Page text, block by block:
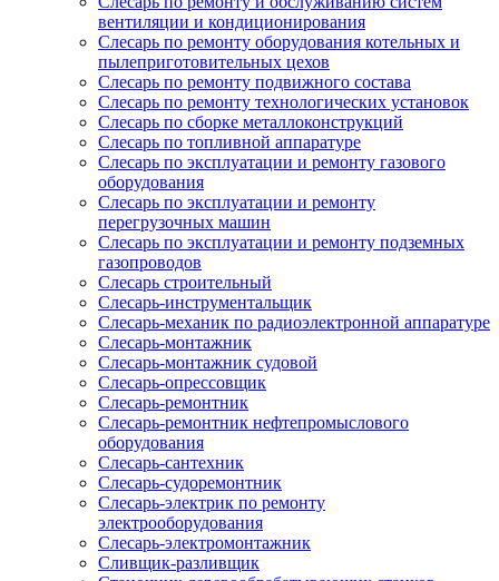
вентиляции и кондиционирования
Слесарь по ремонту оборудования котельных и
пылеприготовительных цехов
Слесарь по ремонту подвижного состава
Слесарь по ремонту технологических установок
Слесарь по сборке металлоконструкций
Слесарь по топливной аппаратуре
Слесарь по эксплуатации и ремонту газового
оборудования
Слесарь по эксплуатации и ремонту
перегрузочных машин
Слесарь по эксплуатации и ремонту подземных
газопроводов
Слесарь строительный
Слесарь-инструментальщик
Слесарь-механик по радиоэлектронной аппаратуре
Слесарь-монтажник
Слесарь-монтажник судовой
Слесарь-опрессовщик
Слесарь-ремонтник
Слесарь-ремонтник нефтепромыслового
оборудования
Слесарь-сантехник
Слесарь-судоремонтник
Слесарь-электрик по ремонту
электрооборудования
Слесарь-электромонтажник
Сливщик-разливщик